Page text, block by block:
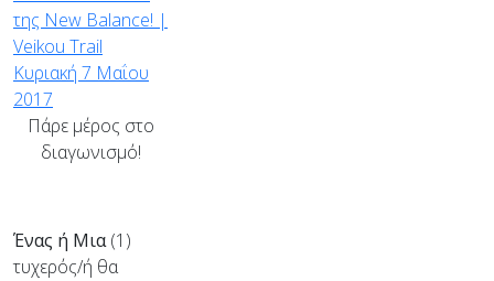
Πάρε μέρος στο
διαγωνισμό!
Ένας ή Μια(1)
τυχερός/ή θα